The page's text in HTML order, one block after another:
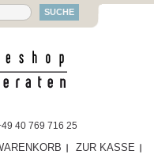
SUCHE
40 769 716 25
ZUR KASSE